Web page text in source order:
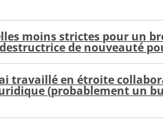
moins strictes pour un
de nouveauté
travaillé en étroite
(probablement un